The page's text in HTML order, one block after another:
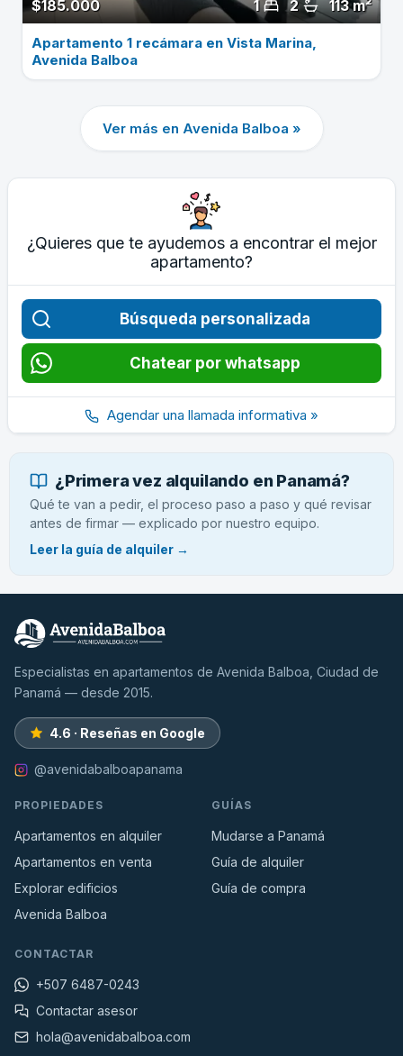
$185.000 113 m²
2
1
Apartamento 1 recámara en Vista Marina,
Avenida Balboa
Ver más en Avenida Balboa »
¿Quieres que te ayudemos a encontrar el mejor
apartamento?
Búsqueda personalizada
Chatear por whatsapp
Agendar una llamada informativa »
¿Primera vez alquilando en Panamá?
Qué te van a pedir, el proceso paso a paso y qué revisar
antes de firmar — explicado por nuestro equipo.
Leer la guía de alquiler →
Especialistas en apartamentos de Avenida Balboa, Ciudad de
Panamá — desde 2015.
4.6 · Reseñas en Google
@avenidabalboapanama
PROPIEDADES
Apartamentos en alquiler
Apartamentos en venta
Explorar edificios
Avenida Balboa
GUÍAS
Mudarse a Panamá
Guía de alquiler
Guía de compra
CONTACTAR
+507 6487-0243
Contactar asesor
hola@avenidabalboa.com